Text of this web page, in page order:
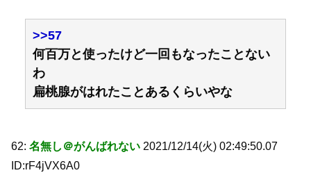
>>57
何百万と使ったけど一回もなったことない
わ
扁桃腺がはれたことあるくらいやな
62: 名無し＠がんばれない 2021/12/14(火) 02:49:50.07
ID:rF4jVX6A0